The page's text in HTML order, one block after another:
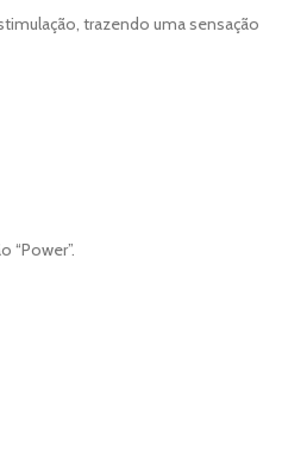
trazendo uma sensação
“Power”.